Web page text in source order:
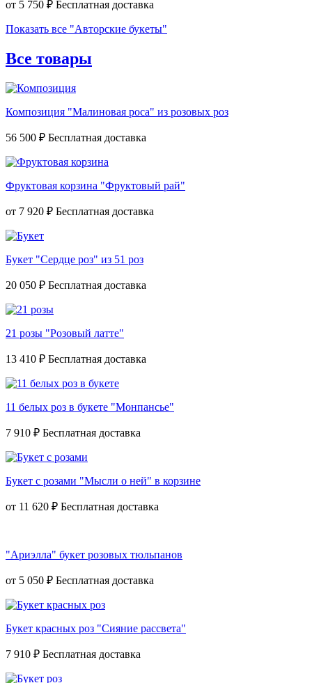
от 5 750 ₽
Показать все "Авторские букеты"
Все товары
Композиция "Малиновая роса" из розовых роз
56 500 ₽
Фруктовая корзина "Фруктовый рай"
от 7 920 ₽
Букет "Сердце роз" из 51 роз
20 050 ₽
21 розы "Розовый латте"
13 410 ₽
11 белых роз в букете "Монпансье"
7 910 ₽
Букет с розами "Мысли о ней" в корзине
от 11 620 ₽
"Ариэлла" букет розовых тюльпанов
от 5 050 ₽
Букет красных роз "Сияние рассвета"
7 910 ₽